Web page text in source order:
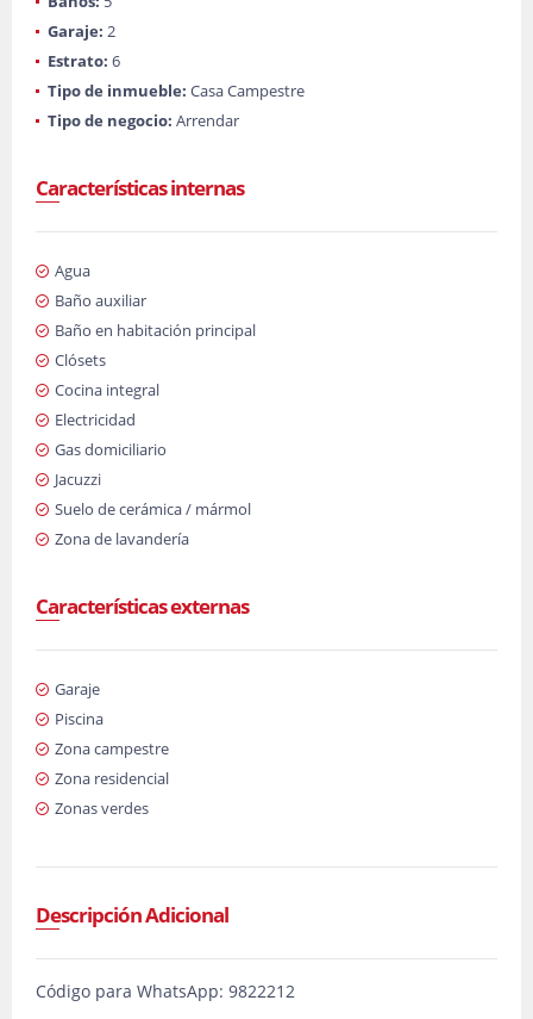
Garaje: 2
Estrato: 6
Tipo de inmueble: Casa Campestre
Tipo de negocio: Arrendar
Características internas
Agua
Baño auxiliar
Baño en habitación principal
Clósets
Cocina integral
Electricidad
Gas domiciliario
Jacuzzi
Suelo de cerámica / mármol
Zona de lavandería
Características externas
Garaje
Piscina
Zona campestre
Zona residencial
Zonas verdes
Descripción Adicional
Código para WhatsApp: 9822212